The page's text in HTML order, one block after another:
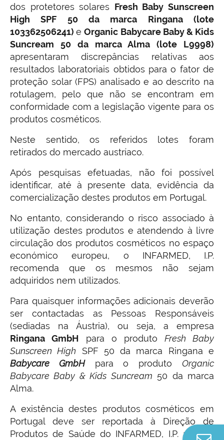
dos protetores solares Fresh Baby Sunscreen
High SPF 50 da marca Ringana (lote
103362506241)eOrganic Babycare Baby & Kids
Suncream 50 da marca Alma (lote L9998)
apresentaram discrepâncias relativas aos
resultados laboratoriais obtidos para o fator de
proteção solar (FPS) analisado e ao descrito na
rotulagem, pelo que não se encontram em
conformidade com a legislação vigente para os
produtos cosméticos.
Neste sentido, os referidos lotes foram
retirados do mercado austríaco.
Após pesquisas efetuadas, não foi possível
identificar, até à presente data, evidência da
comercialização destes produtos em Portugal.
No entanto, considerando o risco associado à
utilização destes produtos e atendendo à livre
circulação dos produtos cosméticos no espaço
económico europeu, o INFARMED, I.P.
recomenda que os mesmos não sejam
adquiridos nem utilizados.
Para quaisquer informações adicionais deverão
ser contactadas as Pessoas Responsáveis
(sediadas na Áustria), ou seja, a empresa
Ringana GmbH para o produto Fresh Baby
Sunscreen High SPF 50 da marca Ringana e
Babycare GmbHpara o produtoOrganic
Babycare Baby & Kids Suncream 50 da marca
Alma.
A existência destes produtos cosméticos em
Portugal deve ser reportada à Direção de
Produtos de Saúde do INFARMED, I.P. através